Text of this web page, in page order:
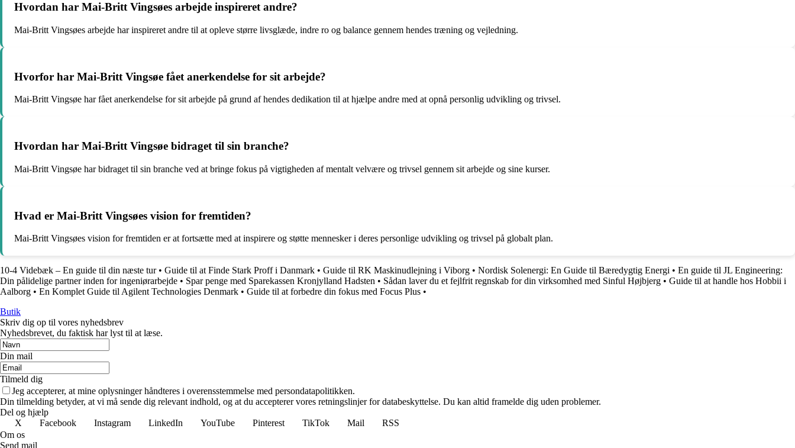
Hvordan har Mai-Britt Vingsøes arbejde inspireret andre?
Mai-Britt Vingsøes arbejde har inspireret andre til at opleve større livsglæde, indre ro og balance gennem hendes træning og vejledning.
Hvorfor har Mai-Britt Vingsøe fået anerkendelse for sit arbejde?
Mai-Britt Vingsøe har fået anerkendelse for sit arbejde på grund af hendes dedikation til at hjælpe andre med at opnå personlig udvikling og trivsel.
Hvordan har Mai-Britt Vingsøe bidraget til sin branche?
Mai-Britt Vingsøe har bidraget til sin branche ved at bringe fokus på vigtigheden af mentalt velvære og trivsel gennem sit arbejde og sine kurser.
Hvad er Mai-Britt Vingsøes vision for fremtiden?
Mai-Britt Vingsøes vision for fremtiden er at fortsætte med at inspirere og støtte mennesker i deres personlige udvikling og trivsel på globalt plan.
10-4 Videbæk – En guide til din næste tur• Guide til at Finde Stark Proff i Danmark • Guide til RK Maskinudlejning i Viborg • Nordisk Solenergi: En Guide til Bæredygtig Energi • En guide til JL Engineering:
Din pålidelige partner inden for ingeniørarbejde • Spar penge med Sparekassen Kronjylland Hadsten • Sådan laver du et fejlfrit regnskab for din virksomhed med Sinful Højbjerg • Guide til at handle hos Hobbii i
Aalborg • En Komplet Guide til Agilent Technologies Denmark • Guide til at forbedre din fokus med Focus Plus •
Butik
Skriv dig op til vores nyhedsbrev
Nyhedsbrevet, du faktisk har lyst til at læse.
Din mail
Tilmeld dig
Jeg accepterer, at mine oplysninger håndteres i overensstemmelse med persondatapolitikken.
Din tilmelding betyder, at vi må sende dig relevant indhold, og at du accepterer vores retningslinjer for databeskyttelse. Du kan altid framelde dig uden problemer.
Del og hjælp
X
Facebook Instagram LinkedIn YouTube Pinterest TikTok Mail
RSS
Om os
Send mail